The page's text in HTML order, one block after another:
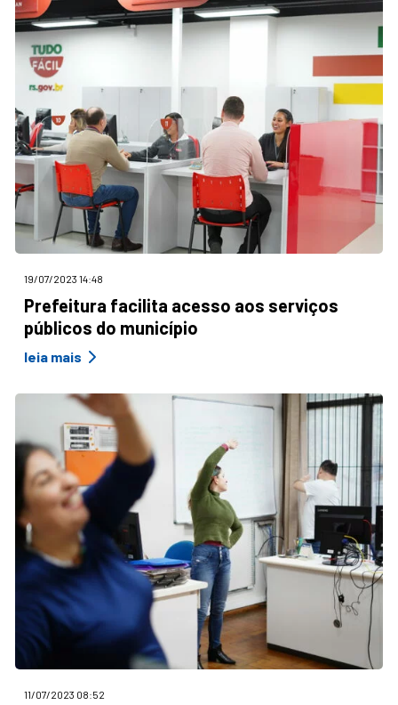
19/07/2023 14:48
Prefeitura facilita acesso aos serviços
públicos do município
leia mais
11/07/2023 08:52